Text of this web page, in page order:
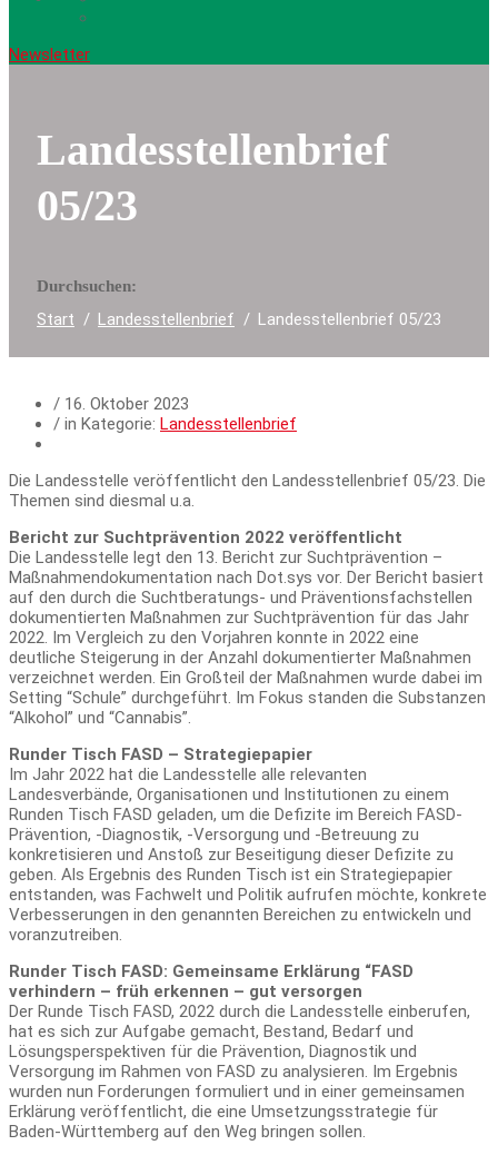
Newsletter
Landesstellenbrief
05/23
Durchsuchen:
Start Landesstellenbrief Landesstellenbrief 05/23
/ 16. Oktober 2023
/ in Kategorie: Landesstellenbrief
Die Landesstelle veröffentlicht den Landesstellenbrief 05/23. Die
Themen sind diesmal u.a.
Bericht zur Suchtprävention 2022 veröffentlicht
Die Landesstelle legt den 13. Bericht zur Suchtprävention –
Maßnahmendokumentation nach Dot.sys vor. Der Bericht basiert
auf den durch die Suchtberatungs- und Präventionsfachstellen
dokumentierten Maßnahmen zur Suchtprävention für das Jahr
2022. Im Vergleich zu den Vorjahren konnte in 2022 eine
deutliche Steigerung in der Anzahl dokumentierter Maßnahmen
verzeichnet werden. Ein Großteil der Maßnahmen wurde dabei im
Setting “Schule” durchgeführt. Im Fokus standen die Substanzen
“Alkohol” und “Cannabis”.
Runder Tisch FASD – Strategiepapier
Im Jahr 2022 hat die Landesstelle alle relevanten
Landesverbände, Organisationen und Institutionen zu einem
Runden Tisch FASD geladen, um die Defizite im Bereich FASD-
Prävention, -Diagnostik, -Versorgung und -Betreuung zu
konkretisieren und Anstoß zur Beseitigung dieser Defizite zu
geben. Als Ergebnis des Runden Tisch ist ein Strategiepapier
entstanden, was Fachwelt und Politik aufrufen möchte, konkrete
Verbesserungen in den genannten Bereichen zu entwickeln und
voranzutreiben.
Runder Tisch FASD: Gemeinsame Erklärung “FASD
verhindern – früh erkennen – gut versorgen
Der Runde Tisch FASD, 2022 durch die Landesstelle einberufen,
hat es sich zur Aufgabe gemacht, Bestand, Bedarf und
Lösungsperspektiven für die Prävention, Diagnostik und
Versorgung im Rahmen von FASD zu analysieren. Im Ergebnis
wurden nun Forderungen formuliert und in einer gemeinsamen
Erklärung veröffentlicht, die eine Umsetzungsstrategie für
Baden-Württemberg auf den Weg bringen sollen.